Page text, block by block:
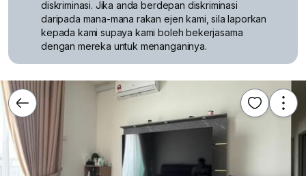
diskriminasi. Jika anda berdepan diskriminasi
daripada mana-mana rakan ejen kami, sila laporkan
kepada kami supaya kami boleh bekerjasama
dengan mereka untuk menanganinya.